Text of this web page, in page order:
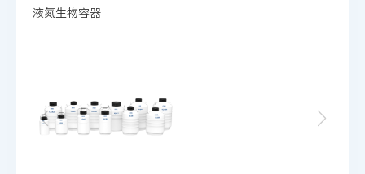
液氮生物容器